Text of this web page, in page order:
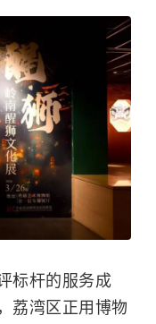
标杆的服务成
荔湾区正用博物